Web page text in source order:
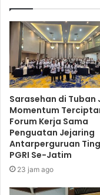
Sarasehan di Tuban
Momentum
Forum Kerja Sama
Penguatan Jejaring
Antarperguruan
PGRI Se-Jatim
23 jam ago